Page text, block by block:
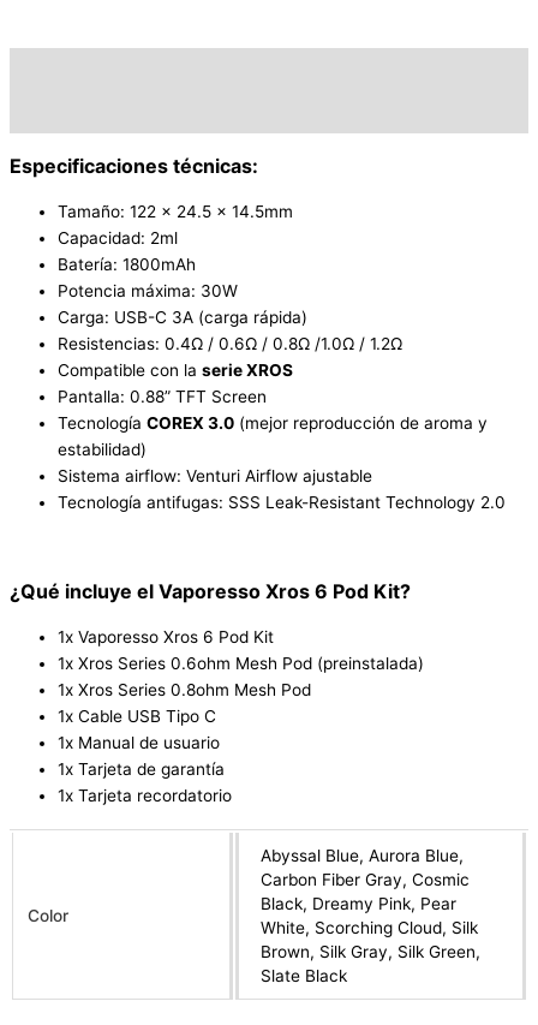
Especificaciones técnicas:
Tamaño: 122 x 24.5 x 14.5mm
Capacidad: 2ml
Batería: 1800mAh
Potencia máxima: 30W
Carga: USB-C 3A (carga rápida)
Resistencias: 0.4Ω / 0.6Ω / 0.8Ω /1.0Ω / 1.2Ω
Compatible con la serie XROS
Pantalla: 0.88” TFT Screen
Tecnología COREX 3.0 (mejor reproducción de aroma y
estabilidad)
Sistema airflow: Venturi Airflow ajustable
Tecnología antifugas: SSS Leak-Resistant Technology 2.0
¿Qué incluye el Vaporesso Xros 6 Pod Kit?
1x Vaporesso Xros 6 Pod Kit
1x Xros Series 0.6ohm Mesh Pod (preinstalada)
1x Xros Series 0.8ohm Mesh Pod
1x Cable USB Tipo C
1x Manual de usuario
1x Tarjeta de garantía
1x Tarjeta recordatorio
Color
Abyssal Blue, Aurora Blue,
Carbon Fiber Gray, Cosmic
Black, Dreamy Pink, Pear
White, Scorching Cloud, Silk
Brown, Silk Gray, Silk Green,
Slate Black